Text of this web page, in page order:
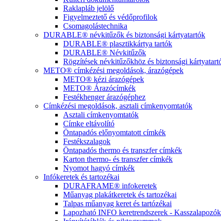
Raklapláb jelölő
Figyelmeztető és védőprofilok
Csomagolástechnika
DURABLE® névkitűzők és biztonsági kártyatartók
DURABLE® plasztikkártya tartók
DURABLE® Névkitűzők
Rögzítések névkitűzőkhöz és biztonsági
METO® címkézési megoldások, árazógépek
METO® kézi árazógépek
METO® Árazócímkék
Festékhenger árazógéphez
Címkézési megoldások, asztali címkenyomtatók
Asztali címkenyomtatók
Címke eltávolító
Öntapadós előnyomtatott címkék
Festékszalagok
Öntapadós thermo és transzfer címkék
Karton thermo- és transzfer címkék
Nyomot hagyó címkék
Infókeretek és tartozékai
DURAFRAME® infokeretek
Műanyag plakátkeretek és tartozékai
Talpas műanyag keret és tartózékai
Lapozható INFO keretrendszerek - Kasszalapozók